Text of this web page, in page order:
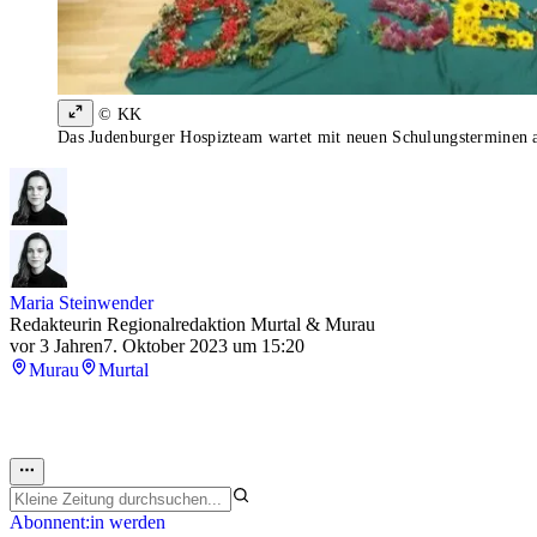
© KK
Das Judenburger Hospizteam wartet mit neuen Schulungsterminen
Maria Steinwender
Redakteurin Regionalredaktion Murtal & Murau
vor 3 Jahren7. Oktober 2023 um 15:20
Murau
Murtal
Abonnent:in werden